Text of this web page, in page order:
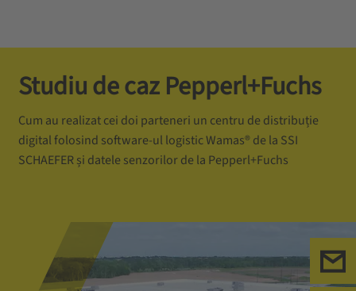
Studiu de caz Pepperl+Fuchs
Cum au realizat cei doi parteneri un centru de distribuție
digital folosind software-ul logistic Wamas® de la SSI
SCHAEFER și datele senzorilor de la Pepperl+Fuchs